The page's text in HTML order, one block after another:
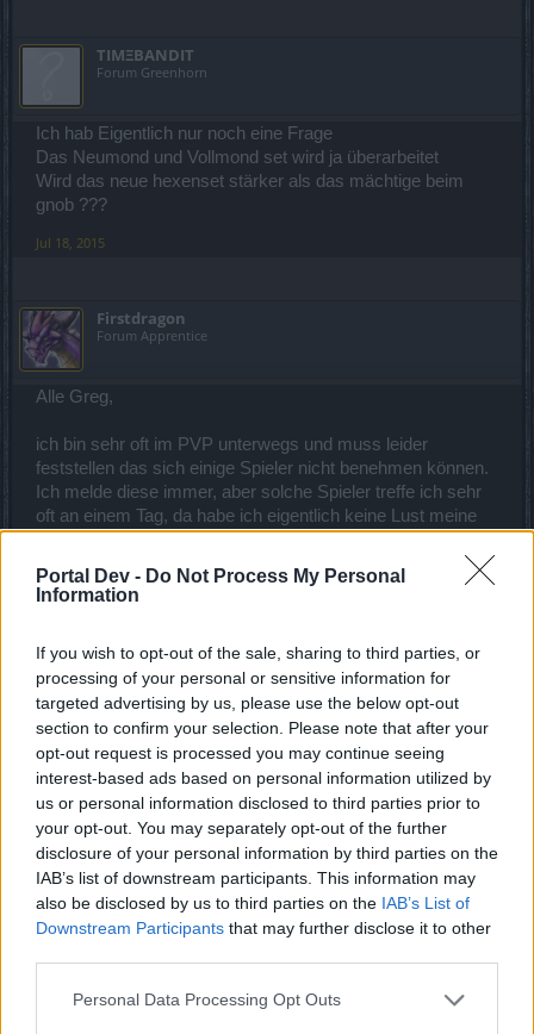
Portal Dev - Do Not Process My Personal
Information
If you wish to opt-out of the sale, sharing to third parties, or
processing of your personal or sensitive information for
targeted advertising by us, please use the below opt-out
section to confirm your selection. Please note that after your
opt-out request is processed you may continue seeing
interest-based ads based on personal information utilized by
us or personal information disclosed to third parties prior to
your opt-out. You may separately opt-out of the further
disclosure of your personal information by third parties on the
IAB’s list of downstream participants. This information may
also be disclosed by us to third parties on the IAB’s List of
Downstream Participants that may further disclose it to other
Personal Data Processing Opt Outs
noch nachzuholen? Oder ist zu erwarten, dass nach der
Contenterweiterung alle Spieler die Möglichkeit haben,
LG
znoog
ΤΙΜΞΒΑΝDIT
Forum Greenhorn
Ich hab Eigentlich nur noch eine Frage
Das Neumond und Vollmond set wird ja überarbeitet
Wird das neue hexenset stärker als das mächtige beim
gnob ???
Jul 18, 2015
Firstdragon
Forum Apprentice
Alle Greg,
ich bin sehr oft im PVP unterwegs und muss leider
feststellen das sich einige Spieler nicht benehmen können.
Ich melde diese immer, aber solche Spieler treffe ich sehr
oft an einem Tag, da habe ich eigentlich keine Lust meine
i dioten zu melden. Deswegen bin ich und sehr viele DSO
Spieler der Meinung das eine Ingame Lösung her muss und
Meine Idee:
http://de.bigpoint.com/drasaonline/board/threads/funktion-
zum-melden-von-spielern.56428/
Jul 18, 2015
thermogoth
Junior Expert
So, derheutige Tagwar mal wider ein repräsentatives
Gilden-Freundeslisten-Gruppen-Bug hat wieder
zugeschlagen.